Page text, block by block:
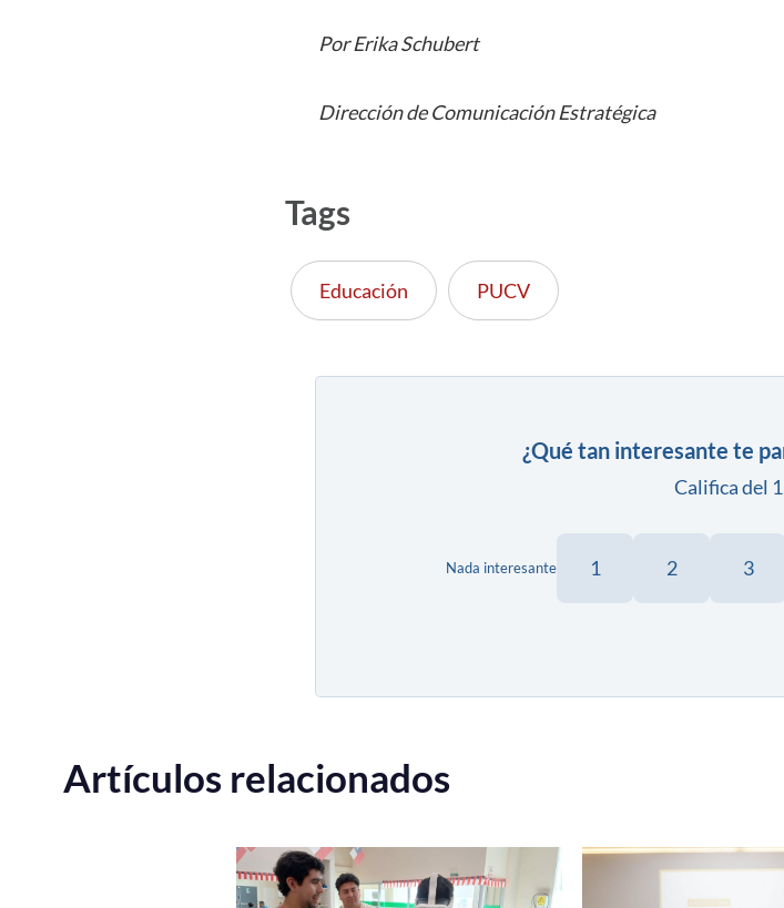
Por Erika Schubert
Dirección de Comunicación Estratégica
Tags
Educación PUCV
¿Qué tan interesante te
Califica del
Nada interesante 1 2 3
Artículos relacionados